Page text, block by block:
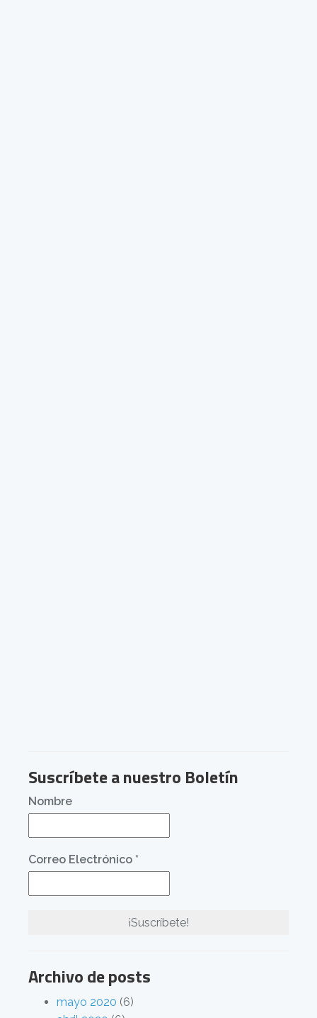
Suscríbete a nuestro Boletín
Nombre
Correo Electrónico *
Archivo de posts
mayo 2020 (6)